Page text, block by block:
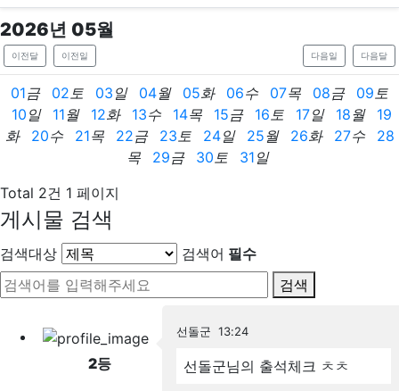
2026년 05월
이전달 이전일 다음일 다음달
01금 02토 03 일 04월 05화 06수 07목 08금 09토
10 일 11월 12화 13수 14목 15금 16토 17일 18월
19
화
20수 21목 22금 23토 24일 25월 26화 27수
28
목
29금 30토 31 일
Total 2건 1 페이지
게시물 검색
검색대상 검색어 필수
검색
2등
선돌군 13:24
선돌군님의 출석체크 ㅊㅊ